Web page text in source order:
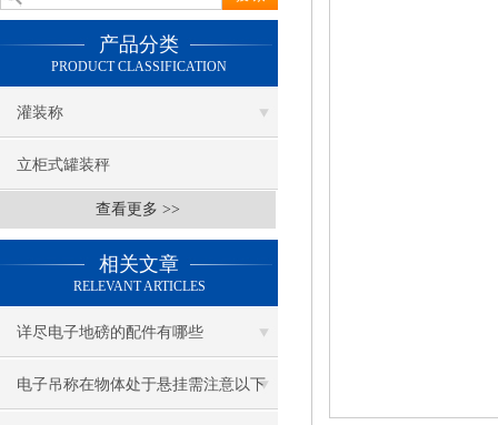
产品分类
PRODUCT CLASSIFICATION
灌装称
立柜式罐装秤
查看更多 >>
相关文章
RELEVANT ARTICLES
详尽电子地磅的配件有哪些
电子吊称在物体处于悬挂需注意以下